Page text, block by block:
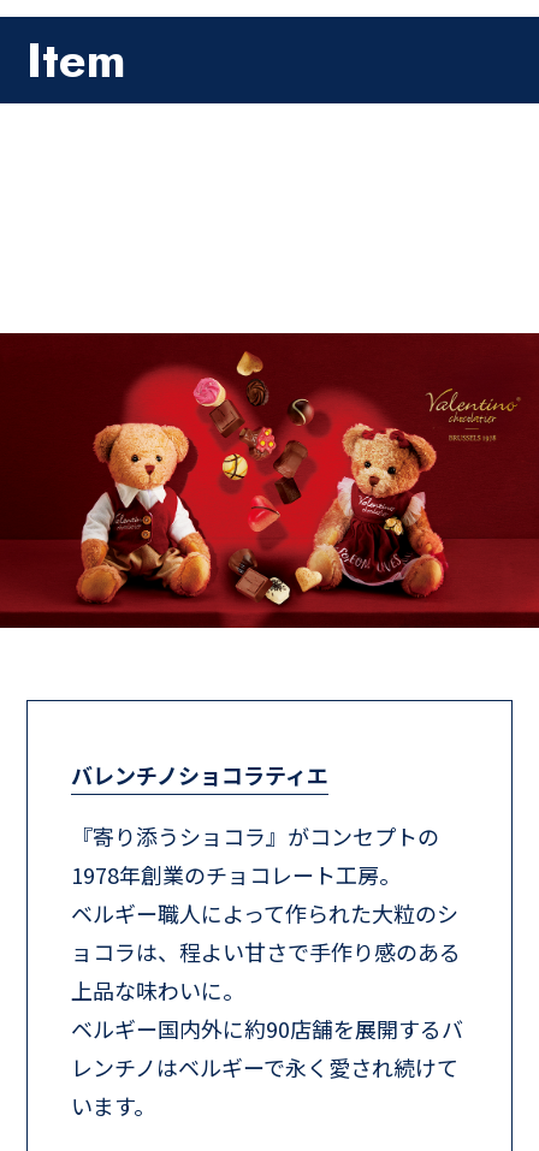
Item
バレンチノショコラティエ
『寄り添うショコラ』がコンセプトの
1978年創業のチョコレート工房。
ベルギー職人によって作られた大粒のシ
ョコラは、程よい甘さで手作り感のある
上品な味わいに。
ベルギー国内外に約90店舗を展開するバ
レンチノはベルギーで永く愛され続けて
います。